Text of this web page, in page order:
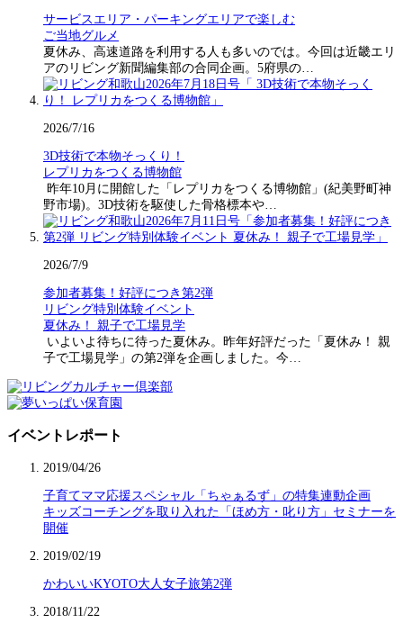
サービスエリア・パーキングエリアで楽しむ
ご当地グルメ
夏休み、高速道路を利用する人も多いのでは。今回は近畿エリ
アのリビング新聞編集部の合同企画。5府県の…
2026/7/16
3D技術で本物そっくり！
レプリカをつくる博物館
昨年10月に開館した「レプリカをつくる博物館」(紀美野町神
野市場)。3D技術を駆使した骨格標本や…
2026/7/9
参加者募集！好評につき第2弾
リビング特別体験イベント
夏休み！ 親子で工場見学
いよいよ待ちに待った夏休み。昨年好評だった「夏休み！ 親
子で工場見学」の第2弾を企画しました。今…
イベントレポート
2019/04/26
子育てママ応援スペシャル「ちゃぁるず」の特集連動企画
キッズコーチングを取り入れた「ほめ方・叱り方」セミナーを
開催
2019/02/19
かわいいKYOTO大人女子旅第2弾
2018/11/22